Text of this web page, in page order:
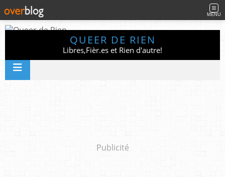
MENU
QUEER DE RIEN
Libres,Fièr.es et Rien d'autre!
Publicité